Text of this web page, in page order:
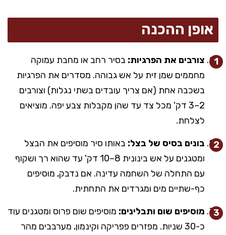
אופן ההכנה
צורבים את הפרגיות: בסיר רחב או מחבת עמוקה
מחממים שמן זית על אש גבוהה. מסדרים את הפרגיות
בשכבה אחת (אם צריך עובדים בשתי נגלות) וצורבים
2–3 דק' מכל צד עד שהן מקבלות צבע יפה. מוציאים
לצלחת.
בונים בסיס של בצל: באותו סיר מוסיפים את הבצל
ומטגנים על אש בינונית 8–10 דק' עד שהוא רך ושקוף
עם התחלה של השחמה עדינה. אם נדבק, מוסיפים
כף-שתיים מים ומגרדים את התחתית.
מוסיפים שום ותבלינים: מוסיפים שום פרוס ומטגנים עוד
כ-30 שניות. מפזרים פפריקה וקינמון, מערבבים מהר